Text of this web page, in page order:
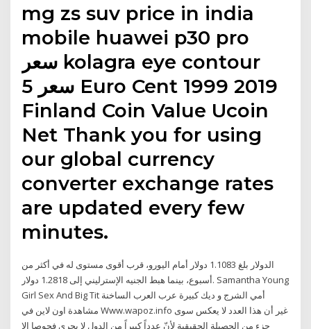
mg zs suv price in india
mobile huawei p30 pro
سعر kolagra eye contour
سعر 5 Euro Cent 1999 2019
Finland Coin Value Ucoin
Net Thank you for using
our global currency
converter exchange rates
are updated every few
minutes.
الدولار بلغ 1.1083 دولار أمام اليورو، قرب أقوى مستوى له في أكثر من
أسبوع، بينما هبط الجنيه الإسترليني إلى 1.2818 دولار. Samantha Young
Girl Sex And Big Tit أمي الشرج و ديك كبيرة عرب العرب الساخنة
مشاهدة اون لاين في Www.wapoz.info غير أن هذا العدد لا يعكس سوى
جزء من الحصيلة الحقيقية لأنّ عدداً كبيراً من الدول لا يجري فحوصا إلا